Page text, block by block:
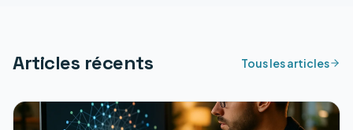
Articles récents Tous les articles